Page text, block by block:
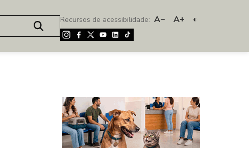
Recursos de acessibilidade: A− A+ ◐
Imagem de